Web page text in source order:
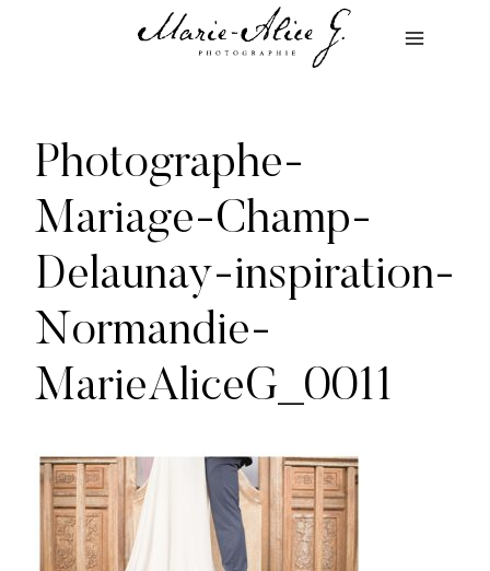
Photographe-
Mariage-Champ-
Delaunay-inspiration-
Normandie-
MarieAliceG_0011